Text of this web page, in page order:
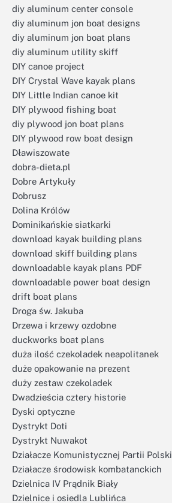
diy aluminum center console
diy aluminum jon boat designs
diy aluminum jon boat plans
diy aluminum utility skiff
DIY canoe project
DIY Crystal Wave kayak plans
DIY Little Indian canoe kit
DIY plywood fishing boat
diy plywood jon boat plans
DIY plywood row boat design
Dławiszowate
dobra-dieta.pl
Dobre Artykuły
Dobrusz
Dolina Królów
Dominikańskie siatkarki
download kayak building plans
download skiff building plans
downloadable kayak plans PDF
downloadable power boat design
drift boat plans
Droga św. Jakuba
Drzewa i krzewy ozdobne
duckworks boat plans
duża ilość czekoladek neapolitanek
duże opakowanie na prezent
duży zestaw czekoladek
Dwadzieścia cztery historie
Dyski optyczne
Dystrykt Doti
Dystrykt Nuwakot
Działacze Komunistycznej Partii Polski
Działacze środowisk kombatanckich
Dzielnica IV Prądnik Biały
Dzielnice i osiedla Lublińca